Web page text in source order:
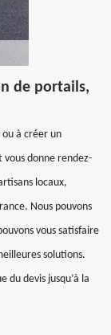
de portails,
ou à créer un
vous donne rendez-
locaux,
Nous pouvons
vous satisfaire
solutions.
du devis jusqu’à la